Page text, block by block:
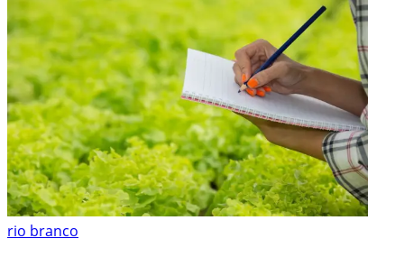
rio branco